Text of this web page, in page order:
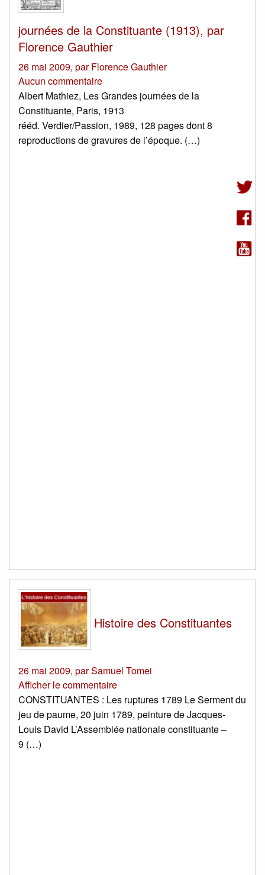
journées de la Constituante (1913), par
Florence Gauthier
26 mai 2009, parFlorence Gauthier
Aucun commentaire
Albert Mathiez, Les Grandes journées de la
Constituante, Paris, 1913
rééd. Verdier/Passion, 1989, 128 pages dont 8
reproductions de gravures de l’époque. (…)
Histoire des Constituantes
26 mai 2009, parSamuel Tomei
Afficher le commentaire
CONSTITUANTES : Les ruptures 1789 Le Serment du
jeu de paume, 20 juin 1789, peinture de Jacques-
Louis David L’Assemblée nationale constituante –
9 (…)